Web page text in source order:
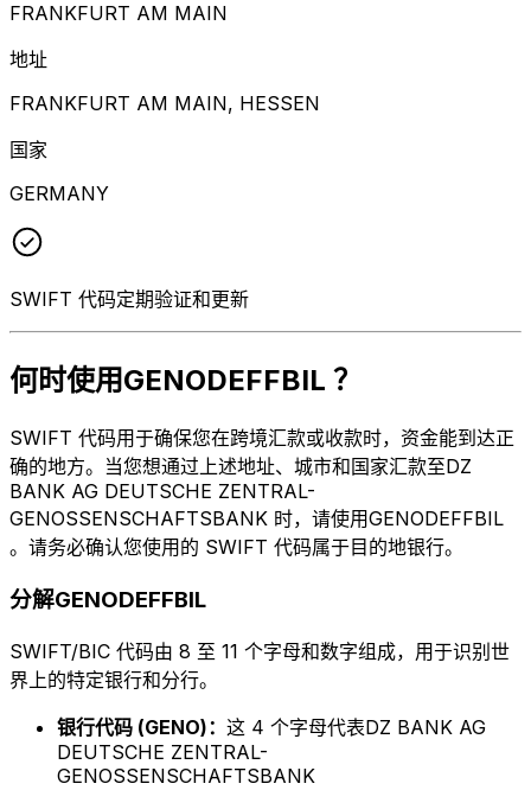
FRANKFURT AM MAIN
地址
FRANKFURT AM MAIN, HESSEN
国家
GERMANY
SWIFT 代码定期验证和更新
何时使用GENODEFFBIL ？
SWIFT 代码用于确保您在跨境汇款或收款时，资金能到达正
确的地方。当您想通过上述地址、城市和国家汇款至DZ
BANK AG DEUTSCHE ZENTRAL-
GENOSSENSCHAFTSBANK 时，请使用GENODEFFBIL
。请务必确认您使用的 SWIFT 代码属于目的地银行。
分解GENODEFFBIL
SWIFT/BIC 代码由 8 至 11 个字母和数字组成，用于识别世
界上的特定银行和分行。
银行代码 (GENO)： 这 4 个字母代表DZ BANK AG
DEUTSCHE ZENTRAL-
GENOSSENSCHAFTSBANK